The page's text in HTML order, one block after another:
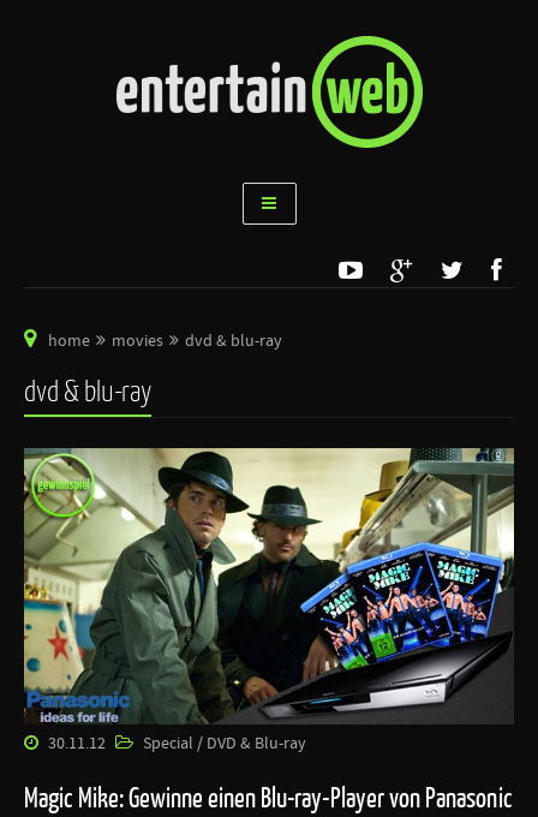
home movies dvd & blu-ray
dvd & blu-ray
30.11.12 Special / DVD & Blu-ray
Magic Mike: Gewinne einen Blu-ray-Player von Panasonic